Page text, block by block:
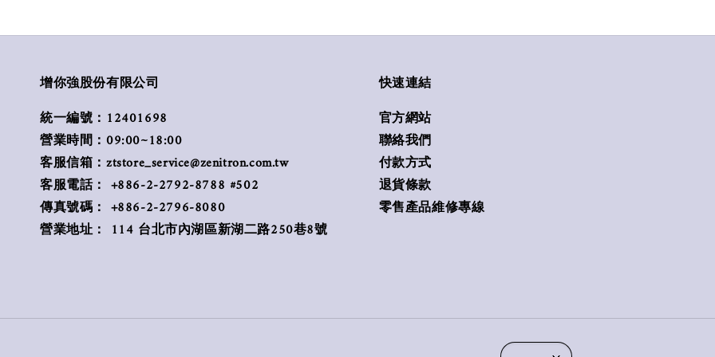
增你強股份有限公司
統一編號：12401698
營業時間：09:00~18:00
客服信箱：ztstore_service@zenitron.com.tw
客服電話： +886-2-2792-8788 #502
傳真號碼： +886-2-2796-8080
營業地址： 114 台北市內湖區新湖二路250巷8號
快速連結
官方網站
聯絡我們
付款方式
退貨條款
零售產品維修專線